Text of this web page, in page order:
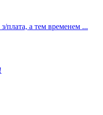
плата, а тем временем ...